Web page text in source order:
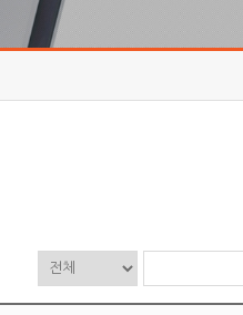
대경권연구본부
호남권연구본부
기획본부